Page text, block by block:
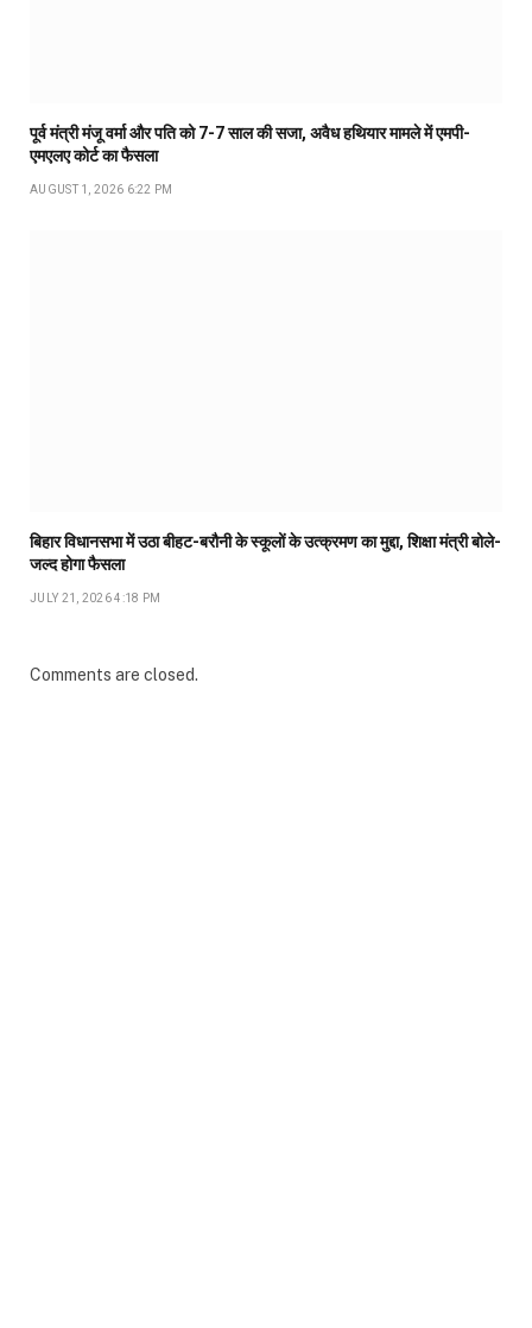
पूर्व मंत्री मंजू वर्मा और पति को 7-7 साल की सजा, अवैध हथियार मामले में एमपी-
एमएलए कोर्ट का फैसला
AUGUST 1, 2026 6:22 PM
बिहार विधानसभा में उठा बीहट-बरौनी के स्कूलों के उत्क्रमण का मुद्दा, शिक्षा मंत्री बोले-
जल्द होगा फैसला
JULY 21, 2026 4:18 PM
Comments are closed.